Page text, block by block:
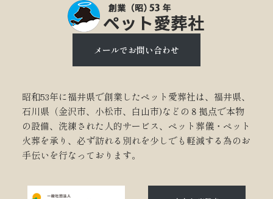
メールでお問い合わせ
昭和53年に福井県で創業したペット愛葬社は、福井県、
石川県（金沢市、小松市、白山市)などの８拠点で本物
の設備、洗練された人的サービス、ペット葬儀・ペット
火葬を承り、必ず訪れる別れを少しでも軽減する為のお
手伝いを行なっております。